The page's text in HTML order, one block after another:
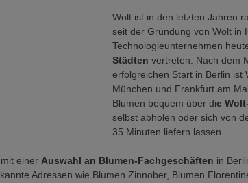
Wolt ist in den letzten Jahren
seit der Gründung von Wolt in
Technologieunternehmen
Städten vertreten. Nach dem
erfolgreichen Start in Berlin ist
München und Frankfurt am
Blumen bequem über die
selbst abholen oder sich von
35 Minuten liefern lassen.
einer Auswahl an Blumen-Fachgeschäften in
Adressen wie Blumen Zinnober, Blumen